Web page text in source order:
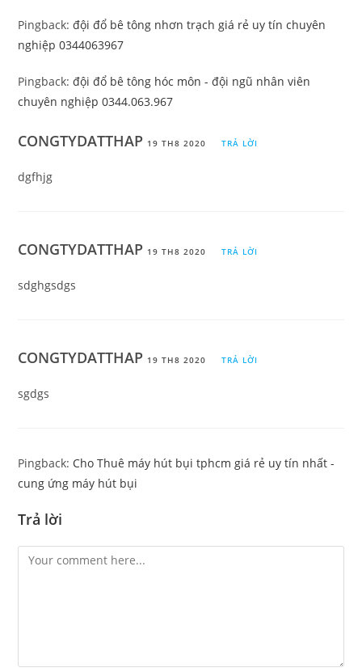
Pingback:đội đổ bê tông nhơn trạch giá rẻ uy tín chuyên
nghiệp 0344063967
Pingback:đội đổ bê tông hóc môn - đội ngũ nhân viên
chuyên nghiệp 0344.063.967
CONGTYDATTHAP 19 TH8 2020 TRẢ LỜI
dgfhjg
CONGTYDATTHAP 19 TH8 2020 TRẢ LỜI
sdghgsdgs
CONGTYDATTHAP 19 TH8 2020 TRẢ LỜI
sgdgs
Pingback: Cho Thuê máy hút bụi tphcm giá rẻ uy tín nhất -
cung ứng máy hút bụi
Trả lời
Comment